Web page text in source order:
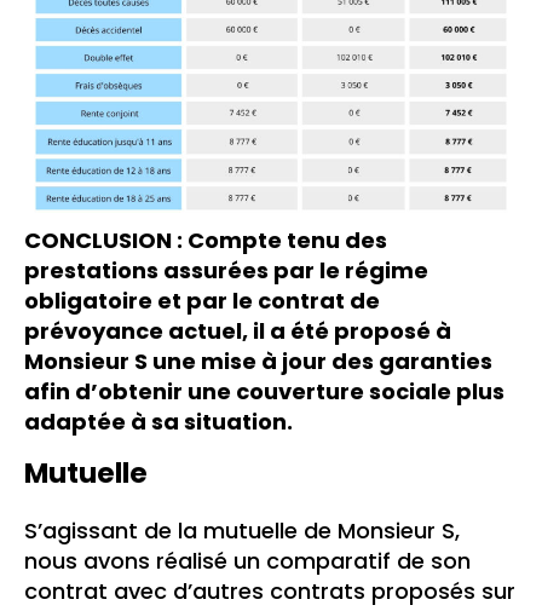
CONCLUSION : Compte tenu des
prestations assurées par le régime
obligatoire et par le contrat de
prévoyance actuel, il a été proposé à
Monsieur S une mise à jour des garanties
afin d’obtenir une couverture sociale plus
adaptée à sa situation.
Mutuelle
S’agissant de la mutuelle de Monsieur S,
nous avons réalisé un comparatif de son
contrat avec d’autres contrats proposés sur